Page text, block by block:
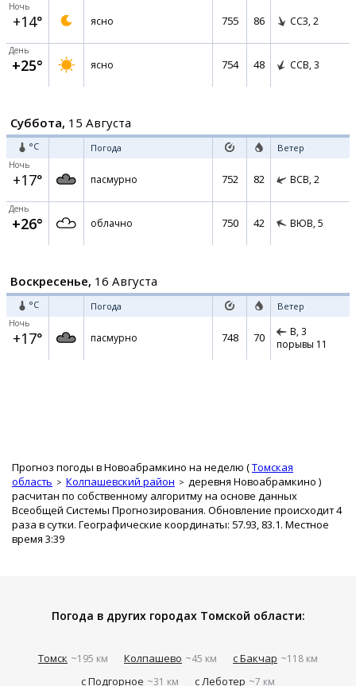
Ночь
+14° ясно 755 86 ССЗ, 2
День
+25° ясно 754 48 ССВ, 3
Суббота, 15 Августа
°C Погода Ветер
Ночь
+17° пасмурно 752 82 ВСВ, 2
День
+26° облачно 750 42 ВЮВ, 5
Воскресенье, 16 Августа
°C Погода Ветер
Ночь
+17° пасмурно 748 70 В, 3
порывы 11
Прогноз погоды в Новоабрамкино на неделю (Томская
область
Колпашевский район деревня Новоабрамкино )
расчитан по собственному алгоритму на основе данных
Всеобщей Системы Прогнозирования. Обновление происходит 4
раза в сутки. Географические координаты: 57.93, 83.1. Местное
время 3:39
Погода в других городах Томской области:
Томск ~195 км Колпашево ~45 км с Бакчар ~118 км
с Подгорное ~31 км с Леботер ~7 км